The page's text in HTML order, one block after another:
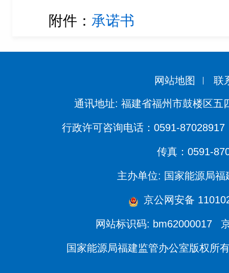
附件： 承诺书
网站地图 联
通讯地址: 福建省福州市鼓楼区五
行政许可咨询电话：0591-
传真：0591-
主办单位: 国家能源局福
京公网安备
网站标识码: bm62000017
国家能源局福建监管办公室版权所